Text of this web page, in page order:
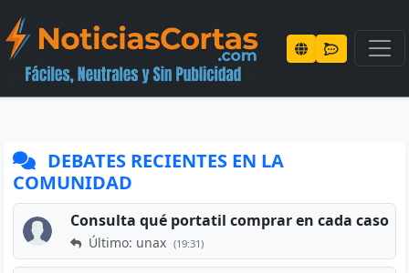
DEBATES RECIENTES EN LA
COMUNIDAD
Consulta qué portatil comprar en cada caso
Último: unax (19:31)